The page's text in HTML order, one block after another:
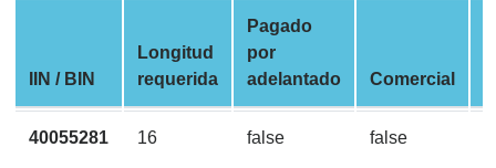
CC
Generator
from
Banks
IIN / BIN
Longitud
requerida
Pagado
por
adelantado
Comercial
40055281 16 false false